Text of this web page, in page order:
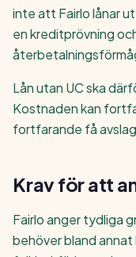
inte att Fairlo lånar
en kreditprövning
Lån utan UC ska
Kostnaden kan
fortfarande få
Krav för att
Fairlo anger tydliga
behöver bland annat